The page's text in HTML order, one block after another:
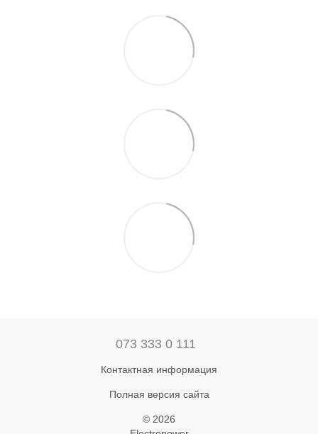
073 333 0 111
Контактная информация
Полная версия сайта
© 2026